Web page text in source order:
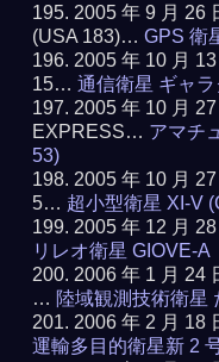
2005 年 9 月 26
(USA 183)…GPS 衛
2005 年 10 月
15…通信衛星 ギャ
2005 年 10 月
EXPRESS… アマチ
53)
2005 年 10 月
5… 超小型衛星 XI-V
2005 年 12 月
リレオ衛星 GIOVE-A
2006 年 1 月 24
… 陸域観測技術衛星
2006 年 2 月 18
運輸多目的衛星新 2